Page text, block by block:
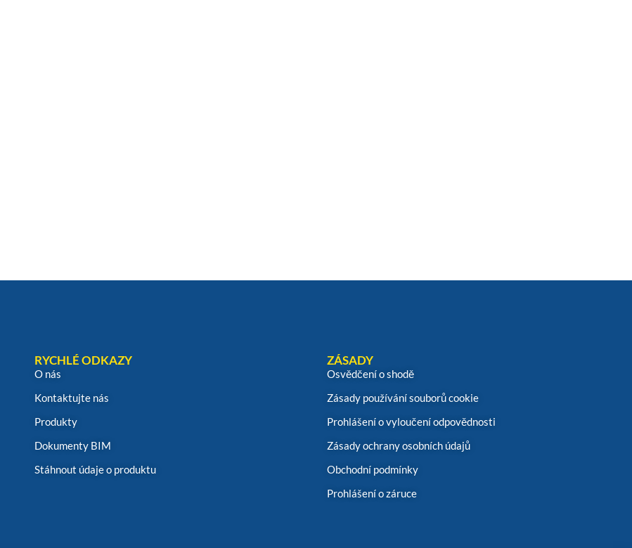
RYCHLÉ ODKAZY
O nás
Kontaktujte nás
Produkty
Dokumenty BIM
Stáhnout údaje o produktu
ZÁSADY
Osvědčení o shodě
Zásady používání souborů cookie
Prohlášení o vyloučení odpovědnosti
Zásady ochrany osobních údajů
Obchodní podmínky
Prohlášení o záruce